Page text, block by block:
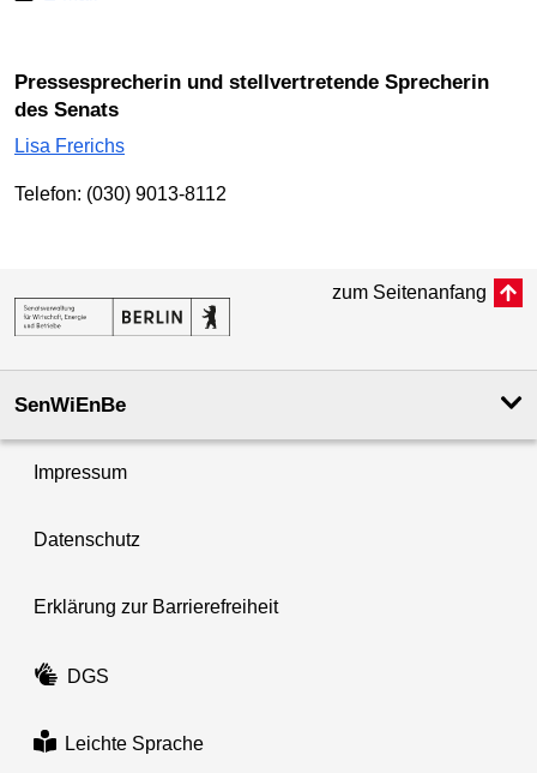
Pressesprecherin und stellvertretende Sprecherin
des Senats
Lisa Frerichs
Telefon: (030) 9013-8112
zum Seitenanfang
SenWiEnBe
Impressum
Datenschutz
Erklärung zur Barrierefreiheit
DGS
Leichte Sprache